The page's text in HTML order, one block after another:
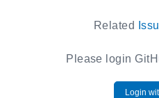
Related
Please login
Login